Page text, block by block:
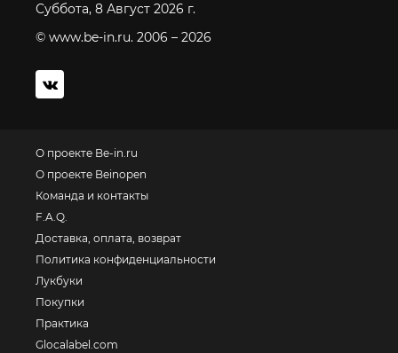
Суббота, 8 Август 2026 г.
© www.be-in.ru. 2006 – 2026
О проекте Be-in.ru
О проекте Beinopen
Команда и контакты
F.A.Q.
Доставка, оплата, возврат
Политика конфиденциальности
Лукбуки
Покупки
Практика
Glocalabel.com